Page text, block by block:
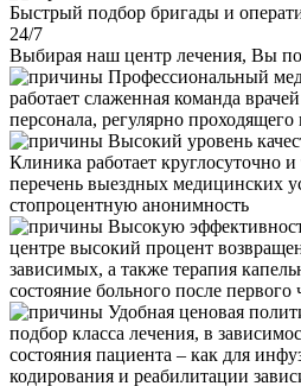
Быстрый подбор бригады и
24/7
Выбирая наш центр лечения, Вы
Профессиональный
работает слаженная команда
персонала, регулярно проходящего
Высокий уровень
Клиника работает круглосуточно и
перечень выездных медицинских
стопроцентную анонимность
Высокую
центре высокий процент
зависимых, а также терапия
состояние больного после
Удобная ценовая
подбор класса лечения, в
состояния пациента – как для
кодирования и реабилитации